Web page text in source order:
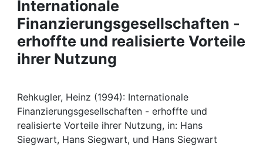
People
Institutions
Awards
My FIS
Internationale
Finanzierungsgesellschaften -
erhoffte und realisierte Vorteile
ihrer Nutzung
Rehkugler, Heinz (1994): Internationale
Finanzierungsgesellschaften - erhoffte und
realisierte Vorteile ihrer Nutzung, in: Hans
Siegwart, Hans Siegwart, und Hans Siegwart